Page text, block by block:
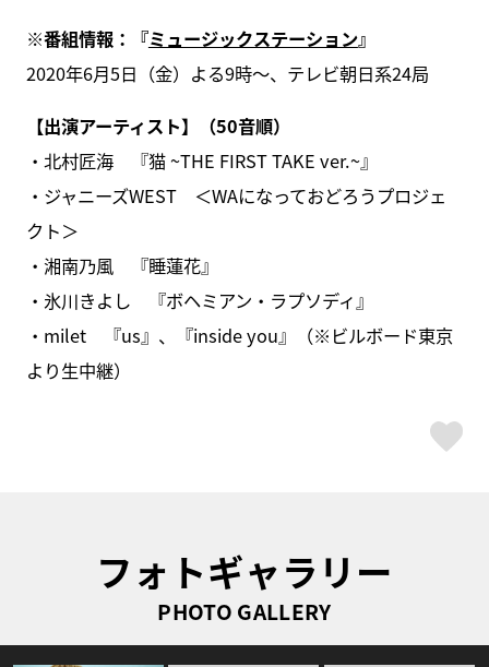
※番組情報：『ミュージックステーション』
2020年6月5日（金）よる9時～、テレビ朝日系24局
【出演アーティスト】（50音順）
・北村匠海 『猫 ~THE FIRST TAKE ver.~』
・ジャニーズWEST ＜WAになっておどろうプロジェ
クト＞
・湘南乃風 『睡蓮花』
・氷川きよし 『ボヘミアン・ラプソディ』
・milet 『us』、『inside you』（※ビルボード東京
より生中継）
フォトギャラリー
PHOTO GALLERY